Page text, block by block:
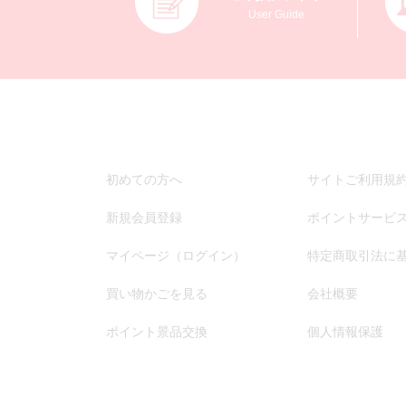
User Guide
初めての方へ
新規会員登録
マイページ（ログイン）
買い物かごを見る
ポイント景品交換
サイトご利用規
ポイントサービ
特定商取引法に
会社概要
個人情報保護